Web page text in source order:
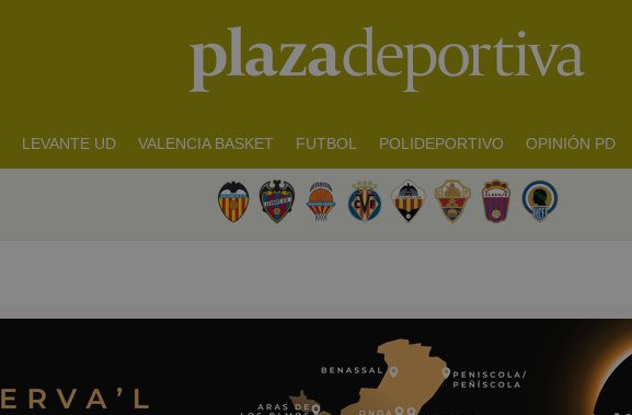
LEVANTE UD VALENCIA BASKET FUTBOL POLIDEPORTIVO OPINIÓN PD